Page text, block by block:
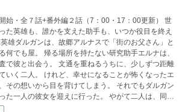
始・全７話+番外編２話（7：00・17：00更新） 世
た英雄も、誰かを支えた助手も、いつか役目を終え
何でも屋。 帰る場所を持たない研究助手エルナは、
う。 文通を重ねるうちに、少しずつ距離
いく二人。 けれど、幸せになることが怖くなったエ
の想いから目を背けてしまう。 それでもダルガン
た一人の彼女を迎えに行った。 やがて二人は、同じ
役目を終えた二人が、帰る場所を見つ